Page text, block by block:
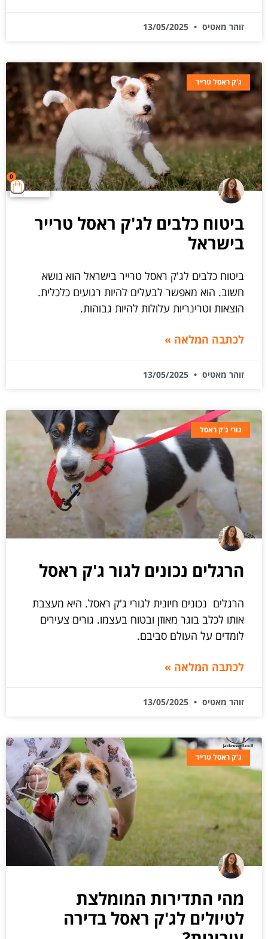
0
זוהר מאטיס
ג'ק ראסל טרייר
ביטוח כלבים לג'ק ראסל טרייר
בישראל
ביטוח כלבים לג'ק ראסל טרייר בישראל הוא נושא
חשוב. הוא מאפשר לבעלים להיות רגועים כלכלית.
הוצאות וטרינריות עלולות להיות גבוהות.
לכתבה המלאה »
זוהר מאטיס
גורי ג'ק ראסל
הרגלים נכונים לגור ג'ק ראסל
הרגלים נכונים חיונית לגורי ג'ק ראסל. היא מעצבת
אותו לכלב בוגר מאוזן ובטוח בעצמו. גורים צעירים
לומדים על העולם סביבם.
לכתבה המלאה »
זוהר מאטיס
ג'ק ראסל טרייר
מהי התדירות המומלצת
לטיולים לג'ק ראסל בדירה